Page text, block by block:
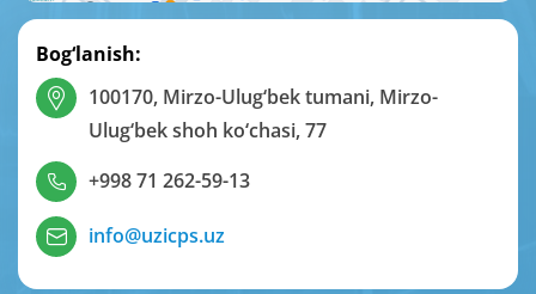
Bog‘lanish:
100170, Mirzo-Ulug‘bek tumani, Mirzo-
Ulug‘bek shoh ko‘chasi, 77
+998 71 262-59-13
info@uzicps.uz